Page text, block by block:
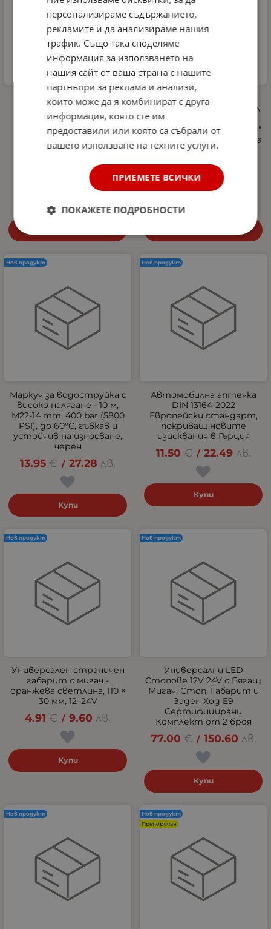
Автомобилна аптечка
DIN 13164-2022 +
светлоотразителна
жилетка и авариен
триъгълник –
Европейски стандарт,
изисквания в Гърция
52.81
Професионална
пянообразуваща дюза 1 л
за водоструйка, Foam
Cannon, Quick Connect 1/4"
- регулиране на струята
и концентрацията на
комплекта
20.13
Маркуч за водоструйка с
високо налягане - 10 м,
M22-14 mm, 400 bar (5800
PSI), до 60°C, гъвкав и
устойчив на износване,
черен
13.95 € / 27.28 лв.
Купи
Нов продукт
Автомобилна аптечка
DIN 13164-2022
Европейски стандарт,
покриващ новите
изисквания в Гърция
11.50 € / 22.49 лв.
Купи
Нов продукт
Универсален страничен
габарит с мигач -
оранжева светлина, 110 ×
30 мм, 12–24V
4.91 € / 9.60 лв.
Купи
Нов продукт
Универсални LED
Стопове 12V 24V с Бягащ
Мигач, Стоп, Габарит и
Заден Ход E9
Сертифицирани
Комплект от 2 броя
77.00 € / 150.60 лв.
Купи
Нов продукт
Нов продукт
Нов продукт
Препоръчан
персонализираме съдържанието,
рекламите и да анализираме нашия
трафик. Също така споделяме
информация за използването на
нашия сайт от ваша страна с нашите
партньори за реклама и анализи,
които може да я комбинират с друга
информация, която сте им
предоставили или която са събрали от
вашето използване на техните услуги.
ПРИЕМЕТЕ ВСИЧКИ
ПОКАЖЕТЕ ПОДРОБНОСТИ